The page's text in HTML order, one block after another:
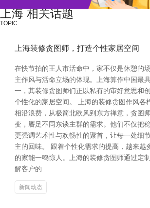
上海 相关话题
TOPIC
上海装修贪图师，打造个性家居空间
在快节拍的王人市活命中，家不仅是休憩的
主作风与活命立场的体现。上海算作中国最
一，其装修贪图师们正以私有的审好意思和
个性化的家居空间。 上海的装修贪图作风各
相沿浪费，从极简北欧风到东方禅意，贪图
变，餍足不同东谈主群的需求。他们不仅把
更强调艺术性与欢畅性的聚首，让每一处细
主的回味。 跟着个性化需求的提高，越来越
的家能一鸣惊人。上海的装修贪图师通过定
解客户的
新闻动态